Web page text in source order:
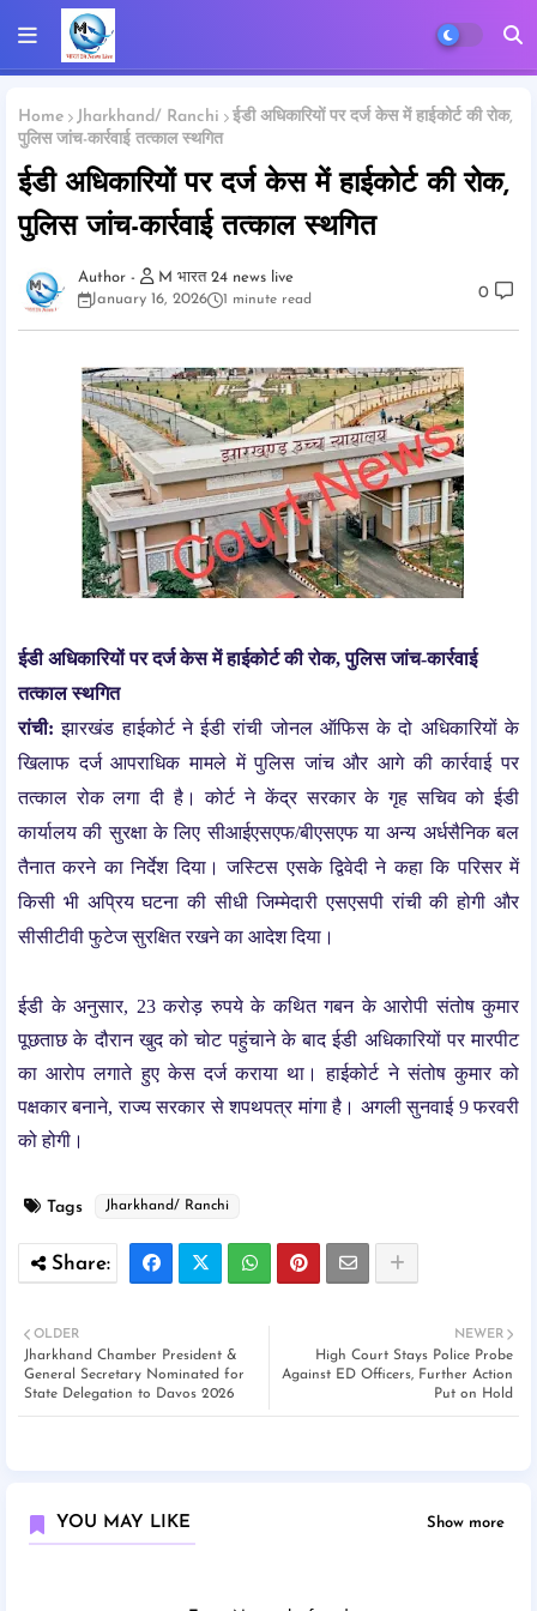
Home Jharkhand/ Ranchi
ईडी अधिकारियों पर दर्ज केस में हाईकोर्ट की रोक,
पुलिस जांच-कार्रवाई तत्काल स्थगित
ईडी अधिकारियों पर दर्ज केस में हाईकोर्ट की रोक,
पुलिस जांच-कार्रवाई तत्काल स्थगित
M भारत 24 news live
January 16, 2026
1 minute read 0
ईडी अधिकारियों पर दर्ज केस में हाईकोर्ट की रोक, पुलिस जांच-कार्रवाई
तत्काल स्थगित
रांची: झारखंड हाईकोर्ट ने ईडी रांची जोनल ऑफिस के दो अधिकारियों के
खिलाफ दर्ज आपराधिक मामले में पुलिस जांच और आगे की कार्रवाई पर
तत्काल रोक लगा दी है। कोर्ट ने केंद्र सरकार के गृह सचिव को ईडी
कार्यालय की सुरक्षा के लिए सीआईएसएफ/बीएसएफ या अन्य अर्धसैनिक बल
तैनात करने का निर्देश दिया। जस्टिस एसके द्विवेदी ने कहा कि परिसर में
किसी भी अप्रिय घटना की सीधी जिम्मेदारी एसएसपी रांची की होगी और
सीसीटीवी फुटेज सुरक्षित रखने का आदेश दिया।
ईडी के अनुसार, 23 करोड़ रुपये के कथित गबन के आरोपी संतोष कुमार
पूछताछ के दौरान खुद को चोट पहुंचाने के बाद ईडी अधिकारियों पर मारपीट
का आरोप लगाते हुए केस दर्ज कराया था। हाईकोर्ट ने संतोष कुमार को
पक्षकार बनाने, राज्य सरकार से शपथपत्र मांगा है। अगली सुनवाई 9 फरवरी
को होगी।
Tags Jharkhand/ Ranchi
NEWER
High Court Stays Police Probe
Against ED Officers, Further Action
Put on Hold
OLDER
Jharkhand Chamber President &
General Secretary Nominated for
State Delegation to Davos 2026
YOU MAY LIKE Show more